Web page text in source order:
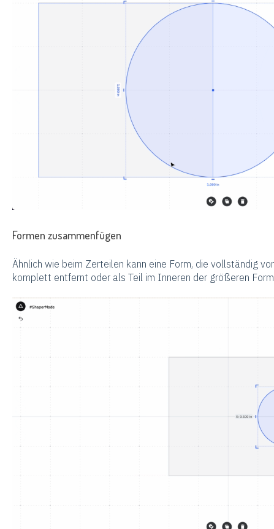
Formen zusammenfügen
Ähnlich wie beim Zerteilen kann eine Form, die vollständig
komplett entfernt oder als Teil im Inneren der größeren